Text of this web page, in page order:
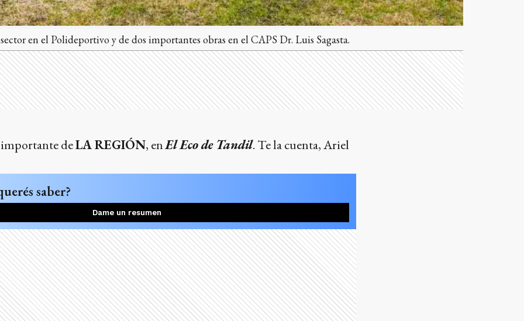
en el Polideportivo y de dos importantes obras en el CAPS Dr. Luis Sagasta.
deLA REGIÓN, enEl Eco de Tandil. Te la cuenta, Ariel
saber?
Dame un resumen